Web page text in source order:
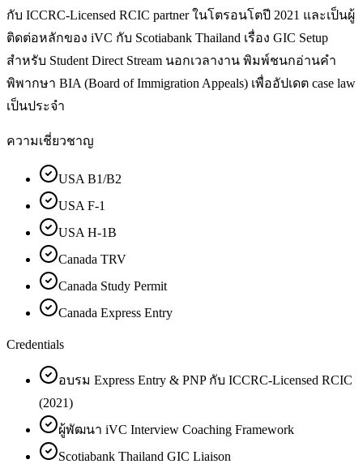
กับ ICCRC-Licensed RCIC partner ในโตรอนโตปี 2021 และเป็นผู้
ติดต่อหลักของ iVC กับ Scotiabank Thailand เรื่อง GIC Setup
สำหรับ Student Direct Stream นอกเวลางาน พิมพ์ชนกอ่านคำ
พิพากษา BIA (Board of Immigration Appeals) เพื่ออัปเดต case law
เป็นประจำ
ความเชี่ยวชาญ
USA B1/B2
USA F-1
USA H-1B
Canada TRV
Canada Study Permit
Canada Express Entry
Credentials
อบรม Express Entry & PNP กับ ICCRC-Licensed RCIC
(2021)
ผู้พัฒนา iVC Interview Coaching Framework
Scotiabank Thailand GIC Liaison